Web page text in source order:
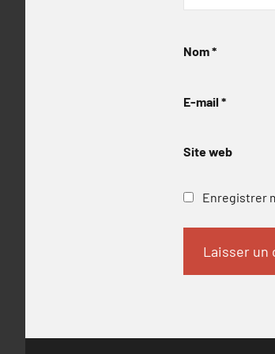
Nom*
E-mail *
Site web
Enregistrer